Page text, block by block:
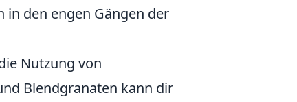
in den engen Gängen der
Nutzung von
Blendgranaten kann dir